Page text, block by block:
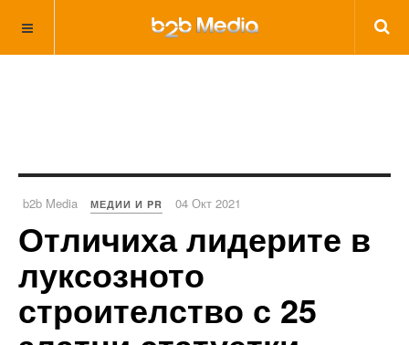
b2b Media МЕДИИ И PR 04 Окт 2021
Отличиха лидерите в
луксозното
строителство с 25